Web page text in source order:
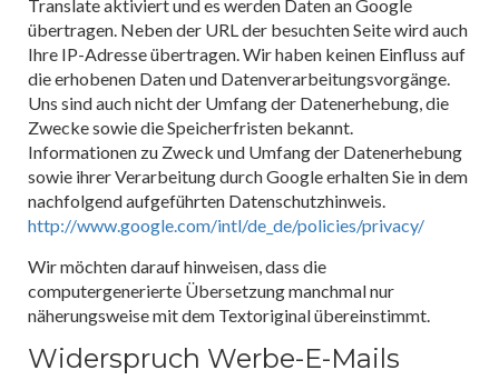
Translate aktiviert und es werden Daten an Google
übertragen. Neben der URL der besuchten Seite wird auch
Ihre IP-Adresse übertragen. Wir haben keinen Einfluss auf
die erhobenen Daten und Datenverarbeitungsvorgänge.
Uns sind auch nicht der Umfang der Datenerhebung, die
Zwecke sowie die Speicherfristen bekannt.
Informationen zu Zweck und Umfang der Datenerhebung
sowie ihrer Verarbeitung durch Google erhalten Sie in dem
nachfolgend aufgeführten Datenschutzhinweis.
http://www.google.com/intl/de_de/policies/privacy/
Wir möchten darauf hinweisen, dass die
computergenerierte Übersetzung manchmal nur
näherungsweise mit dem Textoriginal übereinstimmt.
Widerspruch Werbe-E-Mails